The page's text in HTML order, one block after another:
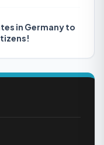
in Germany to